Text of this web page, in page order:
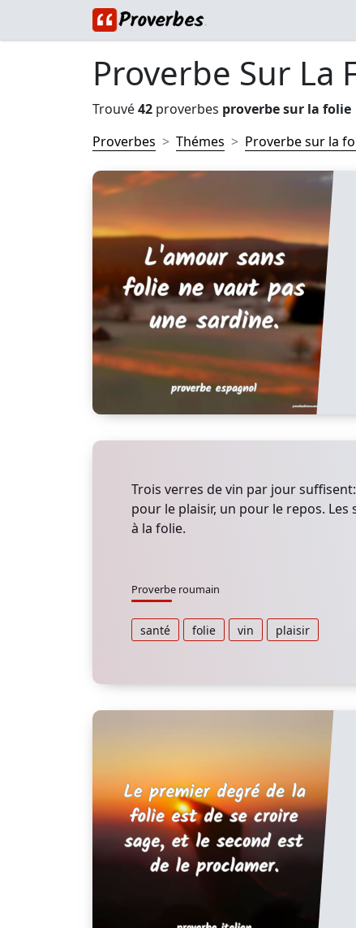
Proverbe Sur La
Trouvé42 proverbes proverbe sur la folie
Proverbes
Thémes Proverbe sur la
Trois verres de vin par jour
pour le plaisir, un pour le repos.
à la folie.
Proverbe roumain
santé folie vin plaisir